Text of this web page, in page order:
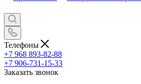
Телефоны
+7 968 893-82-88
+7 906-731-15-33
Заказать звонок